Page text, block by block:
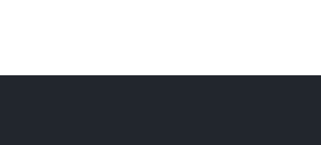
разгрузки товара и не нарушает правила